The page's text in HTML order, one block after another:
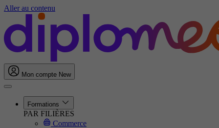
Aller au contenu
Mon compte New
Formations
PAR FILIÈRES
Commerce